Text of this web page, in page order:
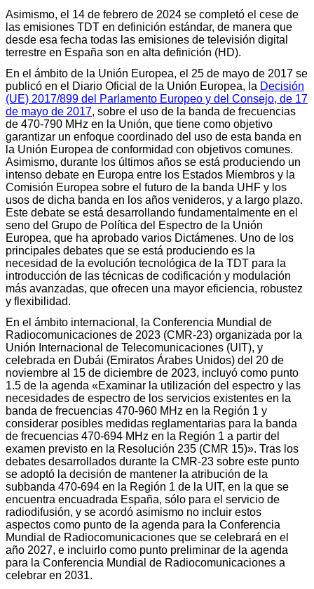
Asimismo, el 14 de febrero de 2024 se completó el cese de
las emisiones TDT en definición estándar, de manera que
desde esa fecha todas las emisiones de televisión digital
terrestre en España son en alta definición (HD).
En el ámbito de la Unión Europea, el 25 de mayo de 2017 se
publicó en el Diario Oficial de la Unión Europea, la Decisión
(UE) 2017/899 del Parlamento Europeo y del Consejo, de 17
de mayo de 2017, sobre el uso de la banda de frecuencias
de 470-790 MHz en la Unión, que tiene como objetivo
garantizar un enfoque coordinado del uso de esta banda en
la Unión Europea de conformidad con objetivos comunes.
Asimismo, durante los últimos años se está produciendo un
intenso debate en Europa entre los Estados Miembros y la
Comisión Europea sobre el futuro de la banda UHF y los
usos de dicha banda en los años venideros, y a largo plazo.
Este debate se está desarrollando fundamentalmente en el
seno del Grupo de Política del Espectro de la Unión
Europea, que ha aprobado varios Dictámenes. Uno de los
principales debates que se está produciendo es la
necesidad de la evolución tecnológica de la TDT para la
introducción de las técnicas de codificación y modulación
más avanzadas, que ofrecen una mayor eficiencia, robustez
y flexibilidad.
En el ámbito internacional, la Conferencia Mundial de
Radiocomunicaciones de 2023 (CMR-23) organizada por la
Unión Internacional de Telecomunicaciones (UIT), y
celebrada en Dubái (Emiratos Árabes Unidos) del 20 de
noviembre al 15 de diciembre de 2023, incluyó como punto
1.5 de la agenda «Examinar la utilización del espectro y las
necesidades de espectro de los servicios existentes en la
banda de frecuencias 470-960 MHz en la Región 1 y
considerar posibles medidas reglamentarias para la banda
de frecuencias 470-694 MHz en la Región 1 a partir del
examen previsto en la Resolución 235 (CMR 15)». Tras los
debates desarrollados durante la CMR-23 sobre este punto
se adoptó la decisión de mantener la atribución de la
subbanda 470-694 en la Región 1 de la UIT, en la que se
encuentra encuadrada España, sólo para el servicio de
radiodifusión, y se acordó asimismo no incluir estos
aspectos como punto de la agenda para la Conferencia
Mundial de Radiocomunicaciones que se celebrará en el
año 2027, e incluirlo como punto preliminar de la agenda
para la Conferencia Mundial de Radiocomunicaciones a
celebrar en 2031.